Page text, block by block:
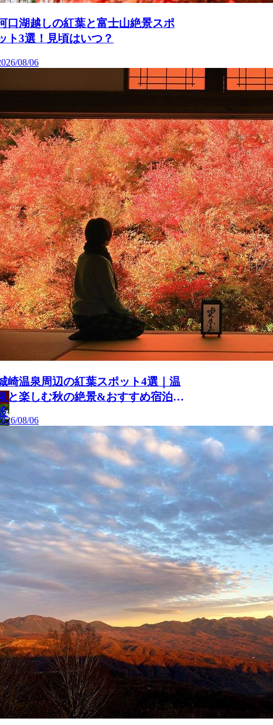
口湖越しの紅葉と富士山絶景スポ
ト3選！見頃はいつ？
08/06
崎温泉周辺の紅葉スポット4選｜温
と楽しむ秋の絶景&おすすめ宿泊施
08/06